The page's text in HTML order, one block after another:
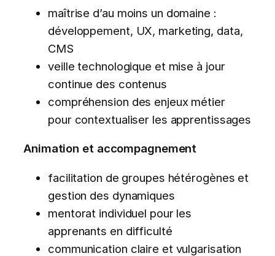
maîtrise d’au moins un domaine :
développement, UX, marketing, data,
CMS
veille technologique et mise à jour
continue des contenus
compréhension des enjeux métier
pour contextualiser les apprentissages
Animation et accompagnement
facilitation de groupes hétérogènes et
gestion des dynamiques
mentorat individuel pour les
apprenants en difficulté
communication claire et vulgarisation